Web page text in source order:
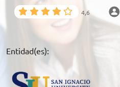
CONOCE EUROINNOVA
BECAS Y FINANCIACIÓN
RECURSOS EDUCATIVOS
formacion@euroinnova.com
TRABAJA CON NOSOTROS
4,6
Entidad(es):